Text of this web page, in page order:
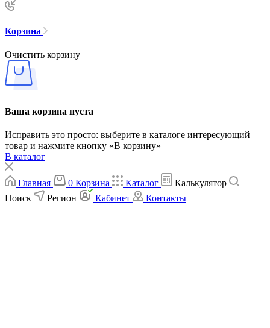
Корзина
Очистить корзину
Ваша корзина пуста
Исправить это просто: выберите в каталоге интересующий
товар и нажмите кнопку «В корзину»
В каталог
Главная 0 Корзина Каталог
Калькулятор
Поиск
Регион Кабинет Контакты